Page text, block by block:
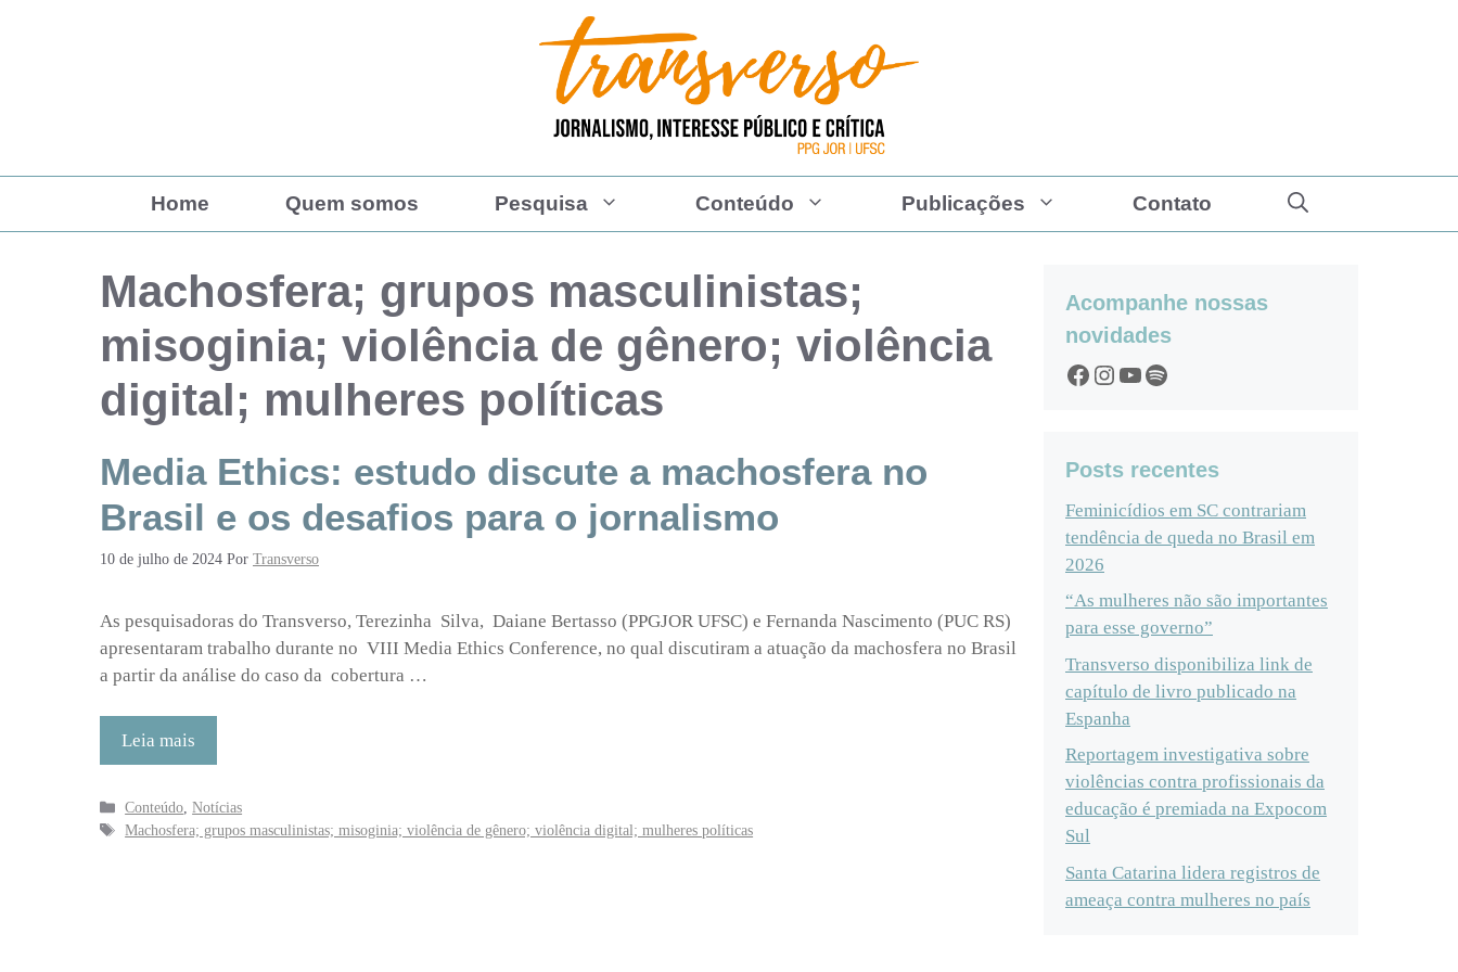
Home Quem somos Pesquisa Conteúdo Publicações Contato
Machosfera; grupos masculinistas;
misoginia; violência de gênero; violência
digital; mulheres políticas
Media Ethics: estudo discute a machosfera no
Brasil e os desafios para o jornalismo
10 de julho de 2024 Por Transverso
As pesquisadoras do Transverso, Terezinha Silva, Daiane Bertasso (PPGJOR UFSC) e Fernanda Nascimento (PUC RS)
apresentaram trabalho durante no VIII Media Ethics Conference, no qual discutiram a atuação da machosfera no Brasil
a partir da análise do caso da cobertura …
Leia mais
Categorias
Conteúdo,Notícias
Tags
Machosfera; grupos masculinistas; misoginia; violência de gênero; violência digital; mulheres políticas
Acompanhe nossas
novidades
Facebook
Instagram
YouTube
Spotify
Posts recentes
Feminicídios em SC contrariam
tendência de queda no Brasil em
2026
“As mulheres não são importantes
para esse governo”
Transverso disponibiliza link de
capítulo de livro publicado na
Espanha
Reportagem investigativa sobre
violências contra profissionais da
educação é premiada na Expocom
Sul
Santa Catarina lidera registros de
ameaça contra mulheres no país